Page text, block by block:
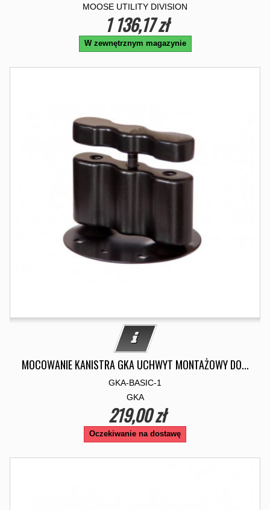
MOOSE UTILITY DIVISION
1 136,17 zł
W zewnętrznym magazynie
MOCOWANIE KANISTRA GKA UCHWYT MONTAŻOWY DO...
GKA-BASIC-1
GKA
219,00 zł
Oczekiwanie na dostawę